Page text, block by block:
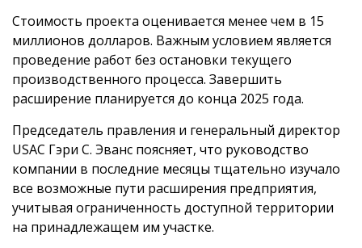
Стоимость проекта оценивается менее чем в 15
миллионов долларов. Важным условием является
проведение работ без остановки текущего
производственного процесса. Завершить
расширение планируется до конца 2025 года.
Председатель правления и генеральный директор
USAC Гэри С. Эванс поясняет, что руководство
компании в последние месяцы тщательно изучало
все возможные пути расширения предприятия,
учитывая ограниченность доступной территории
на принадлежащем им участке.